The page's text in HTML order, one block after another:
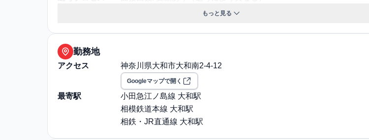
7万円)
あり）。また社宅については、チーフ職以上の既婚者が入居できます。
もっと見る
勤務地
アクセス 神奈川県大和市大和南2-4-12
Googleマップで開く
最寄駅
小田急江ノ島線 大和駅
相模鉄道本線 大和駅
相鉄・JR直通線 大和駅